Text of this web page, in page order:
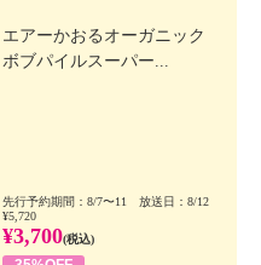
エアーかおるオーガニック
ボブパイルスーパー...
先行予約期間：8/7〜11 放送日：8/12
¥5,720
¥3,700(税込)